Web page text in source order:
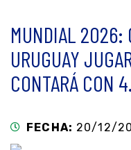
MUNDIAL 2026:
URUGUAY
CONTARÁ CON
FECHA: 20/12/